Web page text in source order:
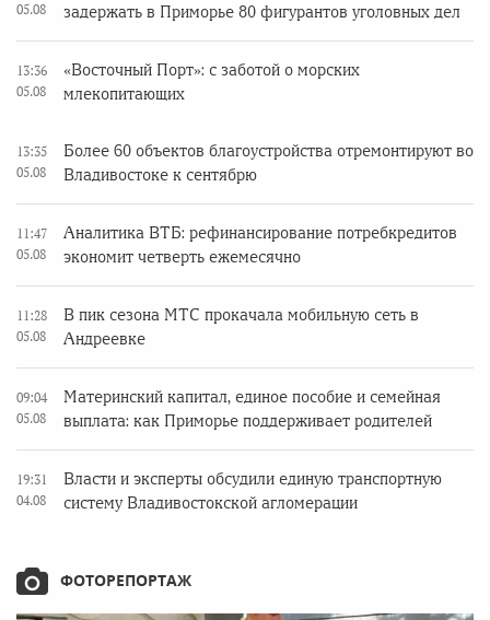
05.08
задержать в Приморье 80 фигурантов уголовных дел
13:36
05.08
«Восточный Порт»: с заботой о морских
млекопитающих
13:35
05.08
Более 60 объектов благоустройства отремонтируют во
Владивостоке к сентябрю
11:47
05.08
Аналитика ВТБ: рефинансирование потребкредитов
экономит четверть ежемесячно
11:28
05.08
В пик сезона МТС прокачала мобильную сеть в
Андреевке
09:04
05.08
Материнский капитал, единое пособие и семейная
выплата: как Приморье поддерживает родителей
19:31
04.08
Власти и эксперты обсудили единую транспортную
систему Владивостокской агломерации
ФОТОРЕПОРТАЖ